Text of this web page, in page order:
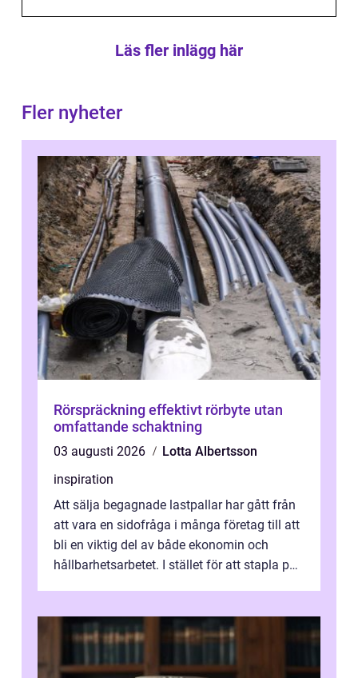
Läs fler inlägg här
Fler nyheter
Rörspräckning effektivt rörbyte utan
omfattande schaktning
03 augusti 2026
Lotta Albertsson
inspiration
Att sälja begagnade lastpallar har gått från
att vara en sidofråga i många företag till att
bli en viktig del av både ekonomin och
hållbarhetsarbetet. I stället för att stapla pall